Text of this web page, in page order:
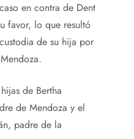
en contra de Dent
favor, lo que resultó
de su hija por
de Bertha
de Mendoza y el
padre de la